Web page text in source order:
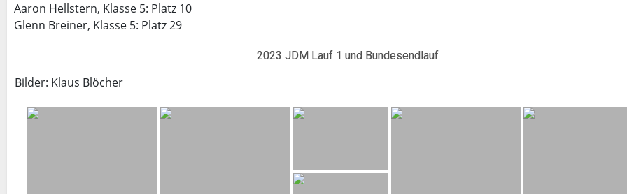
Aaron Hellstern, Klasse 5: Platz 10
Glenn Breiner, Klasse 5: Platz 29
2023 JDM Lauf 1 und Bundesendlauf
Bilder: Klaus Blöcher